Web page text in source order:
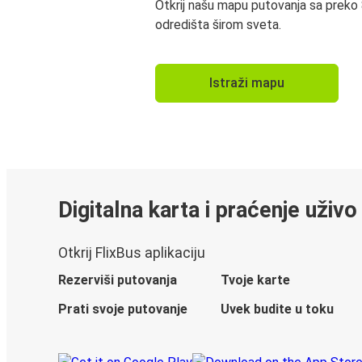
Otkrij našu mapu putovanja sa
odredišta širom sveta.
Istraži mapu
Digitalna karta i praćenje uživo
Otkrij FlixBus aplikaciju
Rezerviši putovanja
Tvoje karte
Prati svoje putovanje
Uvek budite u toku